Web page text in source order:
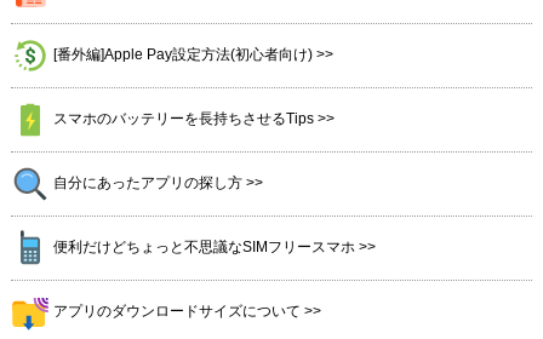
[番外編]Apple Pay設定方法(初心者向け) >>
スマホのバッテリーを長持ちさせるTips >>
自分にあったアプリの探し方 >>
便利だけどちょっと不思議なSIMフリースマホ >>
アプリのダウンロードサイズについて >>